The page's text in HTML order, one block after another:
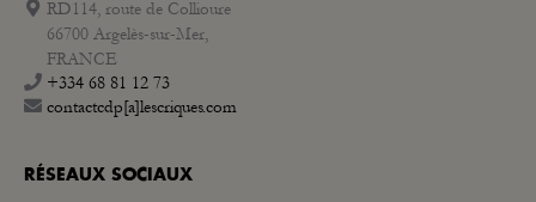
RD114, route de Collioure
66700 Argelès-sur-Mer,
FRANCE
+334 68 81 12 73
contactcdp[a]lescriques.com
RÉSEAUX SOCIAUX